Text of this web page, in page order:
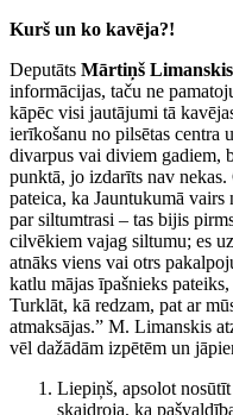
Kurš un ko kavēja?!
Deputāts Mārtiņš Limanskis
informācijas, taču ne
kāpēc visi jautājumi tā
ierīkošanu no pilsētas centra
divarpus vai diviem gadiem,
punktā, jo izdarīts nav
pateica, ka Jauntukumā vairs
par siltumtrasi – tas bijis
cilvēkiem vajag siltumu; es
atnāks viens vai otrs
katlu mājas īpašnieks
Turklāt, kā redzam, pat ar
atmaksājas.” M. Limanskis
vēl dažādām izpētēm un
Liepiņš, apsolot
skaidroja, ka